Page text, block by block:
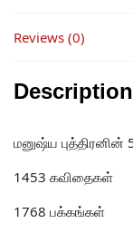
Reviews (0)
Description
மனுஷ்ய
1453 கவிதைகள்
1768 பக்கங்கள்